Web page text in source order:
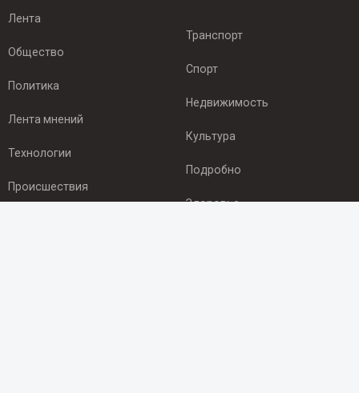
Лента
Общество
Политика
Лента мнений
Технологии
Происшествия
Транспорт
Спорт
Недвижимость
Культура
Подробно
Здоровье